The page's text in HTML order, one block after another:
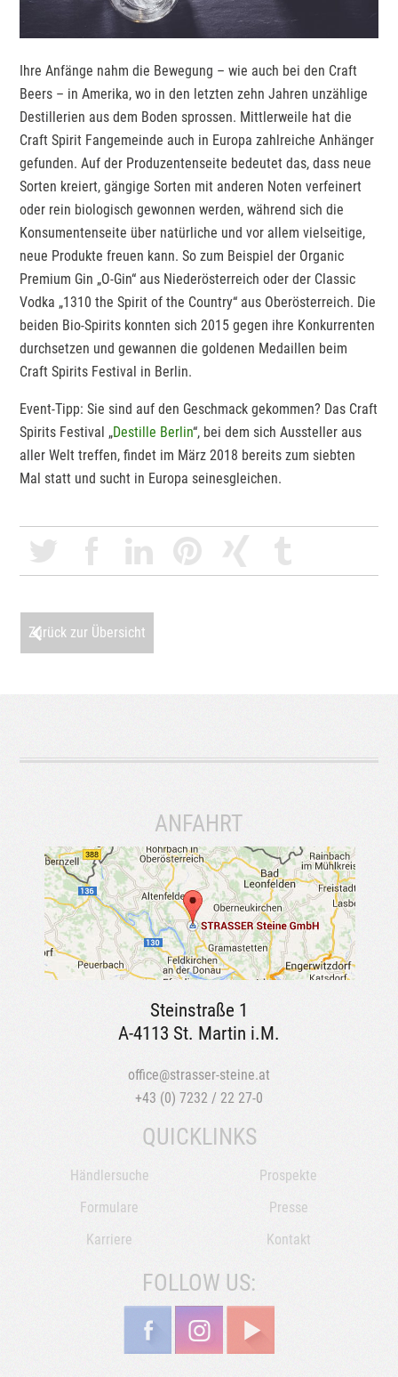
Ihre Anfänge nahm die Bewegung – wie auch bei den Craft
Beers – in Amerika, wo in den letzten zehn Jahren unzählige
Destillerien aus dem Boden sprossen. Mittlerweile hat die
Craft Spirit Fangemeinde auch in Europa zahlreiche Anhänger
gefunden. Auf der Produzentenseite bedeutet das, dass neue
Sorten kreiert, gängige Sorten mit anderen Noten verfeinert
oder rein biologisch gewonnen werden, während sich die
Konsumentenseite über natürliche und vor allem vielseitige,
neue Produkte freuen kann. So zum Beispiel der Organic
Premium Gin „O-Gin“ aus Niederösterreich oder der Classic
Vodka „1310 the Spirit of the Country“ aus Oberösterreich. Die
beiden Bio-Spirits konnten sich 2015 gegen ihre Konkurrenten
durchsetzen und gewannen die goldenen Medaillen beim
Craft Spirits Festival in Berlin.
Event-Tipp: Sie sind auf den Geschmack gekommen? Das Craft
Spirits Festival „Destille Berlin“, bei dem sich Aussteller aus
aller Welt treffen, findet im März 2018 bereits zum siebten
Mal statt und sucht in Europa seinesgleichen.
Zurück zur Übersicht
ANFAHRT
Steinstraße 1
A-4113 St. Martin i.M.
office@strasser-steine.at
+43 (0) 7232 / 22 27-0
QUICKLINKS
Händlersuche
Prospekte
Formulare
Presse
Karriere
Kontakt
FOLLOW US: